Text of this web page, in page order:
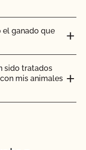
los archivos
el ganado que
sido tratados
mis animales